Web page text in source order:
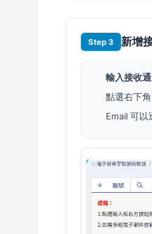
Step 3 新增
輸入接收
點選右下
Email 可